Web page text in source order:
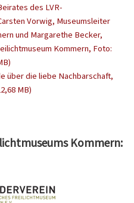
des LVR-
Vorwig, Museumsleiter
und Margarethe Becker,
Kommern, Foto:
über die liebe Nachbarschaft,
MB)
Kommern: